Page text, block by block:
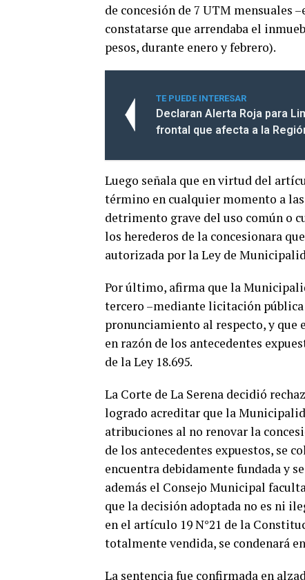
de concesión de 7 UTM mensuales
constatarse que arrendaba el
pesos, durante enero y febrero).
TE PUEDE INTERESAR
Declaran Alerta Roja para
frontal que afecta a la
Luego señala que en virtud del
término en cualquier momento a las
detrimento grave del uso común o
los herederos de la concesionara
autorizada por la Ley de
Por último, afirma que la
tercero –mediante licitación
pronunciamiento al respecto, y que
en razón de los antecedentes
de la Ley 18.695.
La Corte de La Serena decidió
logrado acreditar que la
atribuciones al no renovar la
de los antecedentes expuestos, se
encuentra debidamente fundada y
además el Consejo Municipal
que la decisión adoptada no es ni
en el artículo 19 N°21 de la
totalmente vendida, se condenará
La sentencia fue confirmada en